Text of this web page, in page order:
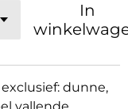
In
dunne,